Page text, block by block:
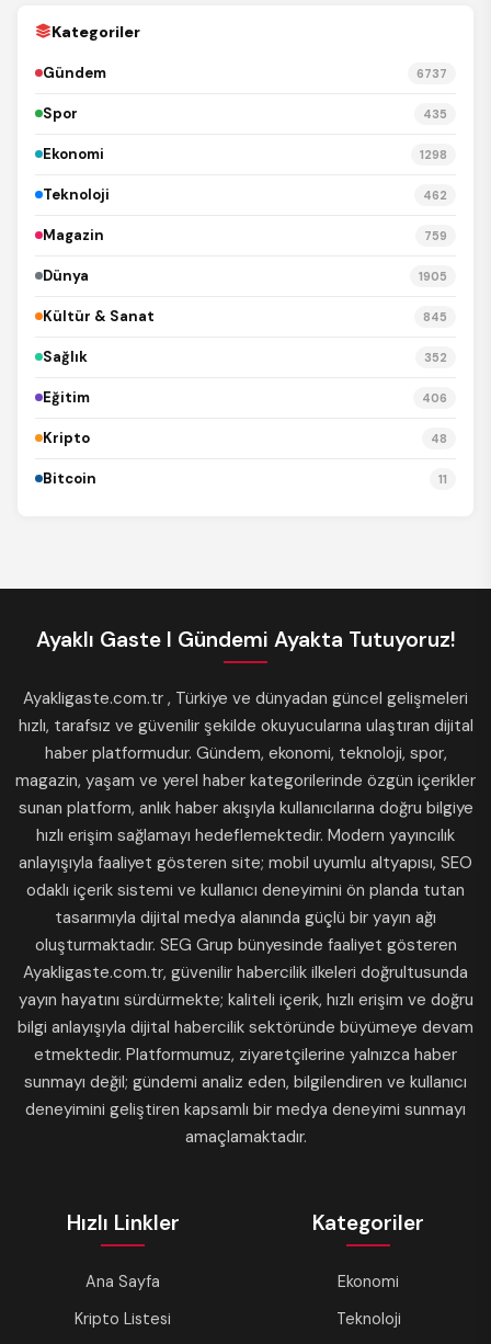
Kategoriler
Gündem 6737
Spor 435
Ekonomi 1298
Teknoloji 462
Magazin 759
Dünya 1905
Kültür & Sanat 845
Sağlık 352
Eğitim 406
Kripto 48
Bitcoin 11
Ayaklı Gaste I Gündemi Ayakta Tutuyoruz!
Ayakligaste.com.tr , Türkiye ve dünyadan güncel gelişmeleri
hızlı, tarafsız ve güvenilir şekilde okuyucularına ulaştıran dijital
haber platformudur. Gündem, ekonomi, teknoloji, spor,
magazin, yaşam ve yerel haber kategorilerinde özgün içerikler
sunan platform, anlık haber akışıyla kullanıcılarına doğru bilgiye
hızlı erişim sağlamayı hedeflemektedir. Modern yayıncılık
anlayışıyla faaliyet gösteren site; mobil uyumlu altyapısı, SEO
odaklı içerik sistemi ve kullanıcı deneyimini ön planda tutan
tasarımıyla dijital medya alanında güçlü bir yayın ağı
oluşturmaktadır. SEG Grup bünyesinde faaliyet gösteren
Ayakligaste.com.tr, güvenilir habercilik ilkeleri doğrultusunda
yayın hayatını sürdürmekte; kaliteli içerik, hızlı erişim ve doğru
bilgi anlayışıyla dijital habercilik sektöründe büyümeye devam
etmektedir. Platformumuz, ziyaretçilerine yalnızca haber
sunmayı değil; gündemi analiz eden, bilgilendiren ve kullanıcı
deneyimini geliştiren kapsamlı bir medya deneyimi sunmayı
amaçlamaktadır.
Hızlı Linkler
Ana Sayfa
Kripto Listesi
Kategoriler
Ekonomi
Teknoloji